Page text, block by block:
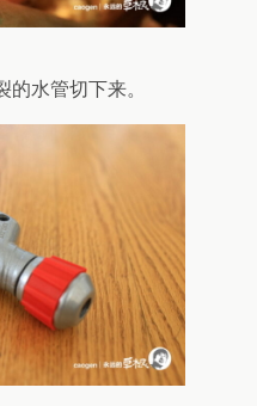
水管切下来。